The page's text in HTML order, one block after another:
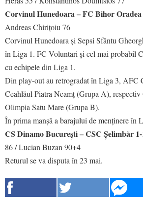
Corvinul Hunedoara – FC Bihor Oradea
Andreas Chirițoiu 76
Corvinul Hunedoara și Sepsi Sfântu
în Liga 1. FC Voluntari și cel mai probabil
cu echipele din Liga 1.
Din play-out au retrogradat în Liga 3, AFC
Ceahlăul Piatra Neamț (Grupa A),
Olimpia Satu Mare (Grupa B).
În prima manșă a barajului de menținere în
CS Dinamo București – CSC Șelimbăr
86 / Lucian Buzan 90+4
Returul se va disputa în 23 mai.